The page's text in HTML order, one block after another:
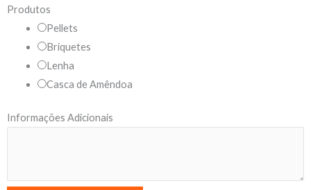
Produtos
Pellets
Briquetes
Lenha
Casca de Amêndoa
P
Informações Adicionais